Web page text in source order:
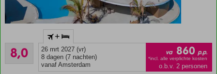
Direct aan
zandstrand
Zwembad
8,0
Zeer goed
306
beoordelingen
+
26 mrt 2027 (vr)
8 dagen (7 nachten)
vanaf Amsterdam
va 860 p.p.
*incl. alle verplichte kosten
o.b.v. 2 personen